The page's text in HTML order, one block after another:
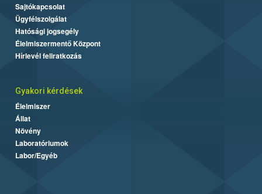
Sajtókapcsolat
Ügyfélszolgálat
Hatósági jogsegély
Élelmiszermentő Központ
Hírlevél feliratkozás
Gyakori kérdések
Élelmiszer
Állat
Növény
Laboratóriumok
Labor/Egyéb